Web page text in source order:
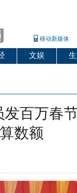
移动新媒体
文娱
百万春
数额